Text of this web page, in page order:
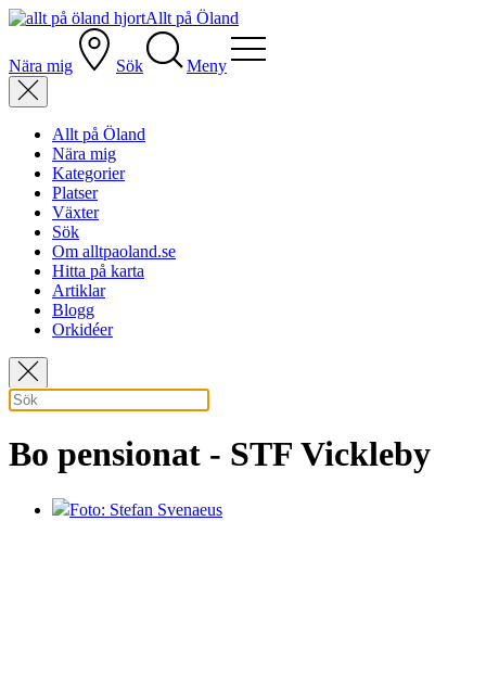
Allt på Öland
Nära mig Sök Meny
Allt på Öland
Nära mig
Kategorier
Platser
Växter
Sök
Om alltpaoland.se
Hitta på karta
Artiklar
Blogg
Orkidéer
Bo pensionat - STF Vickleby
Foto: Stefan Svenaeus